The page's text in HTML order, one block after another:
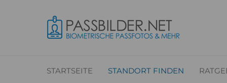
STARTSEITE STANDORT FINDEN